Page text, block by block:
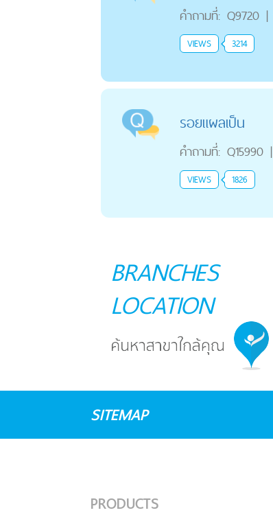
คำถามที่: Q9720 |
VIEWS 3214
รอยแผลเป็น
คำถามที่: Q15990 |
VIEWS 1826
BRANCHES
LOCATION
SITEMAP
PRODUCTS